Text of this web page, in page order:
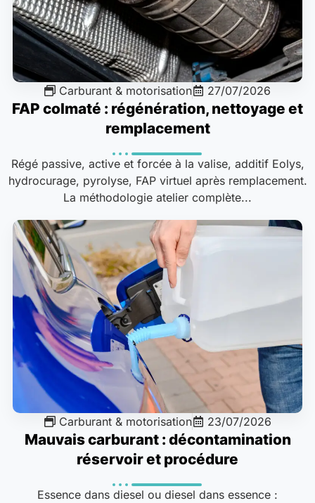
Carburant & motorisation 27/07/2026
FAP colmaté : régénération, nettoyage et
remplacement
Régé passive, active et forcée à la valise, additif Eolys,
hydrocurage, pyrolyse, FAP virtuel après remplacement.
La méthodologie atelier complète...
Carburant & motorisation 23/07/2026
Mauvais carburant : décontamination
réservoir et procédure
Essence dans diesel ou diesel dans essence :